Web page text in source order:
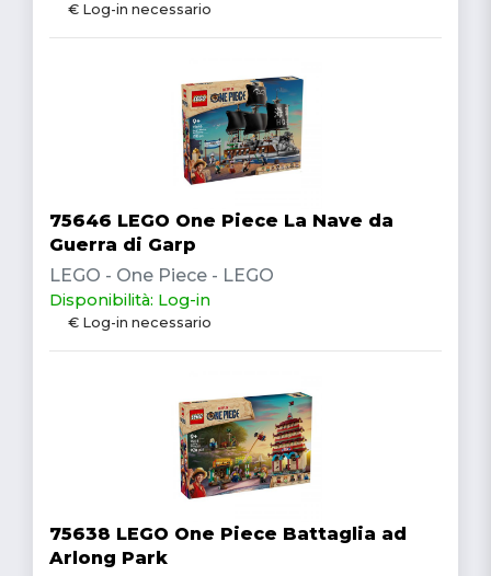
€ Log-in necessario
75646 LEGO One Piece La Nave da
Guerra di Garp
LEGO - One Piece - LEGO
Disponibilità: Log-in
€ Log-in necessario
75638 LEGO One Piece Battaglia ad
Arlong Park